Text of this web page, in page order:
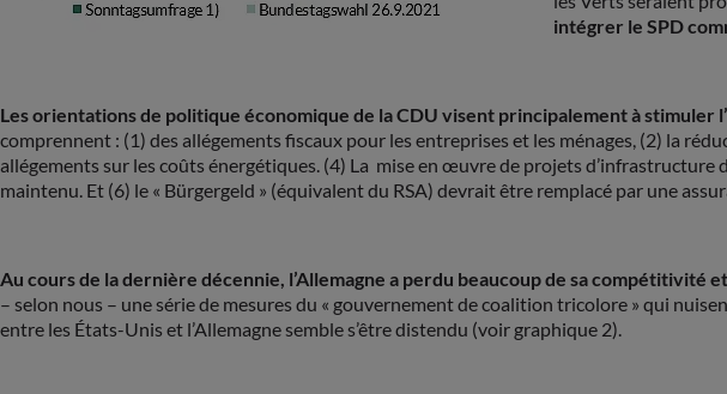
intégrer le SPD
Les orientations de politique économique de la CDU visent principalement à
comprennent : (1) des allégements fiscaux pour les entreprises et les ménages, (2) la
allégements sur les coûts énergétiques. (4) La mise en œuvre de projets
maintenu. Et (6) le « Bürgergeld » (équivalent du RSA) devrait être remplacé par une
Au cours de la dernière décennie, l’Allemagne a perdu beaucoup de sa compétitivité
– selon nous – une série de mesures du « gouvernement de coalition tricolore » qui
entre les États-Unis et l’Allemagne semble s’être distendu (voir graphique 2).